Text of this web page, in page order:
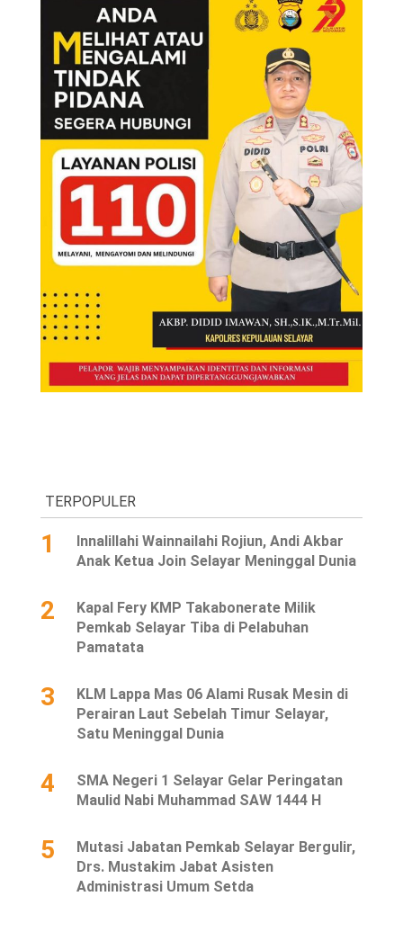
TERPOPULER
1
Innalillahi Wainnailahi Rojiun, Andi Akbar
Anak Ketua Join Selayar Meninggal Dunia
2
Kapal Fery KMP Takabonerate Milik
Pemkab Selayar Tiba di Pelabuhan
Pamatata
3
KLM Lappa Mas 06 Alami Rusak Mesin di
Perairan Laut Sebelah Timur Selayar,
Satu Meninggal Dunia
4
SMA Negeri 1 Selayar Gelar Peringatan
Maulid Nabi Muhammad SAW 1444 H
5
Mutasi Jabatan Pemkab Selayar Bergulir,
Drs. Mustakim Jabat Asisten
Administrasi Umum Setda